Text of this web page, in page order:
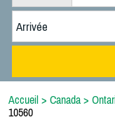
Accueil > Canada >
10560